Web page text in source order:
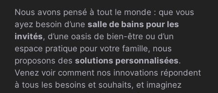
Nous avons pensé à tout le monde : que vous
ayez besoin d’une salle de bains pour les
invités, d’une oasis de bien-être ou d’un
espace pratique pour votre famille, nous
proposons des solutions personnalisées.
Venez voir comment nos innovations répondent
à tous les besoins et souhaits, et imaginez